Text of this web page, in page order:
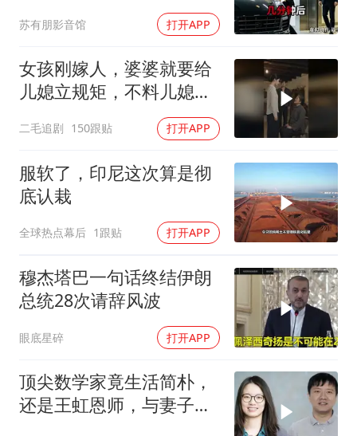
香港宏福苑火灾或由烟头引起
苏有朋影音馆 打开APP
女孩刚嫁人，婆婆就要给
儿媳立规矩，不料儿媳不
二毛追剧 150跟贴 打开APP
服软了，印尼这次算是彻
底认栽
全球热点幕后 1跟贴 打开APP
穆杰塔巴一句话终结伊朗
总统28次请辞风波
眼底星碎 打开APP
顶尖数学家竟生活简朴，
还是王虹恩师，与妻子合